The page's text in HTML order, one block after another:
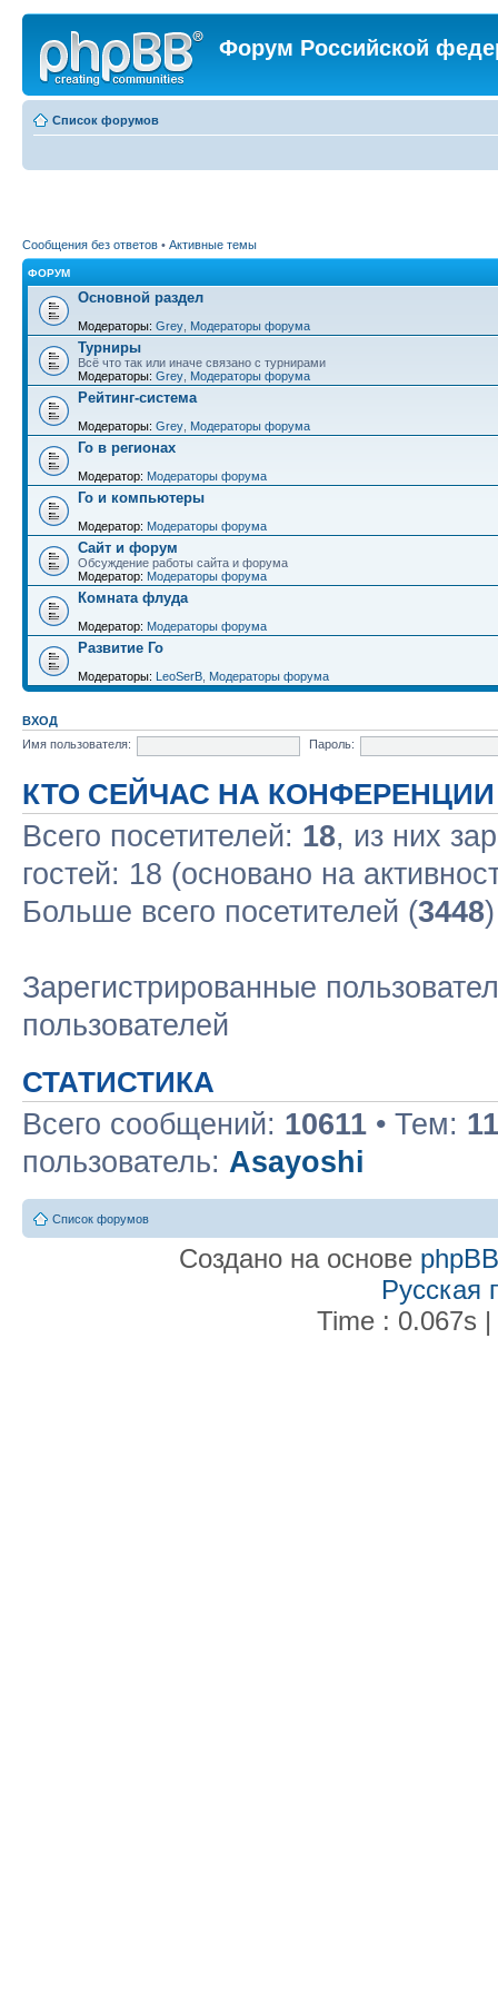
Форум Российской
Список форумов
Сообщения без ответов • Активные темы
ФОРУМ
Основной раздел
Модераторы: Grey Модераторы форума
Турниры
Всё что так или иначе связано с турнирами
Модераторы: Grey Модераторы форума
Рейтинг-система
Модераторы: Grey Модераторы форума
Го в регионах
Модератор: Модераторы форума
Го и компьютеры
Модератор: Модераторы форума
Сайт и форум
Обсуждение работы сайта и форума
Модератор: Модераторы форума
Комната флуда
Модератор: Модераторы форума
Развитие Го
Модераторы: LeoSerB Модераторы форума
ВХОД
Имя пользователя:
Пароль:
КТО СЕЙЧАС НА КОНФЕРЕНЦИИ
Всего посетителей: 18, из них
гостей: 18 (основано на
Больше всего посетителей (3448
Зарегистрированные
пользователей
СТАТИСТИКА
Всего сообщений: 10611 • Тем:
пользователь: Asayoshi
Список форумов
Создано на основе phpBB
Русская
Time : 0.067s